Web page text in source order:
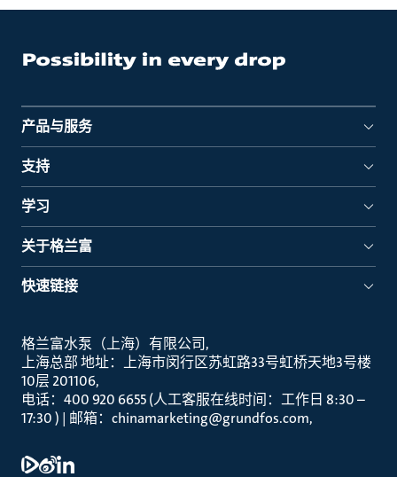
产品与服务
支持
学习
关于格兰富
快速链接
格兰富水泵（上海）有限公司
上海总部 地址：上海市闵行区苏虹路33号虹桥天地3号楼
10层 201106
电话：400 920 6655 (人工客服在线时间：工作日 8:30 –
17:30 ) | 邮箱：chinamarketing@grundfos.com